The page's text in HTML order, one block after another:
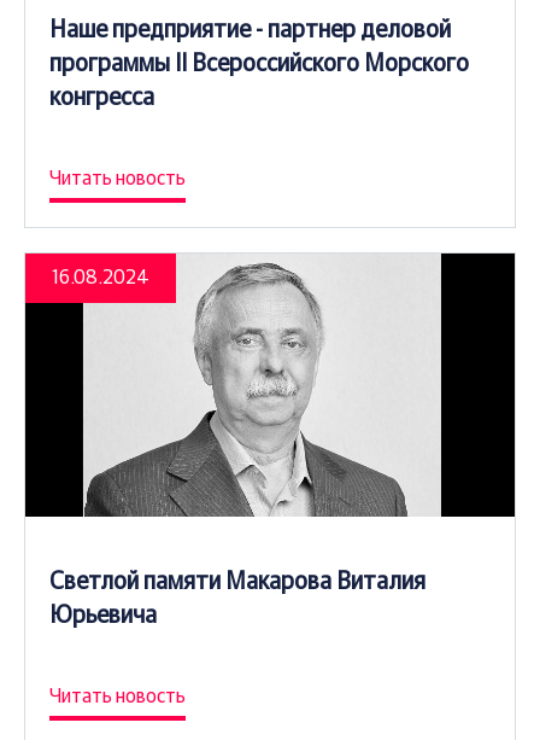
Наше предприятие - партнер деловой
программы II Всероссийского Морского
конгресса
Читать новость
16.08.2024
Светлой памяти Макарова Виталия
Юрьевича
Читать новость